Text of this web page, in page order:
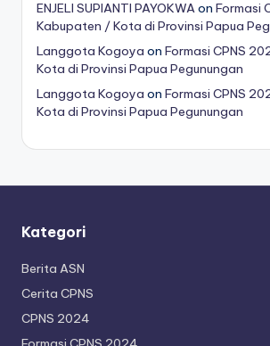
ENJELI SUPIANTI PAYOKWAon Formasi
Kabupaten / Kota di Provinsi Papua
Langgota Kogoya on Formasi CPNS
Kota di Provinsi Papua Pegunungan
Langgota Kogoya on Formasi CPNS
Kota di Provinsi Papua Pegunungan
Kategori
Berita ASN
Cerita CPNS
CPNS 2024